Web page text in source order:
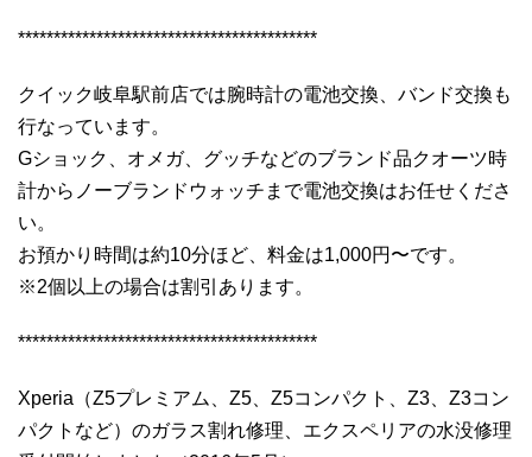
******************************************
クイック岐阜駅前店では腕時計の電池交換、バンド交換も
行なっています。
Gショック、オメガ、グッチなどのブランド品クオーツ時
計からノーブランドウォッチまで電池交換はお任せくださ
い。
お預かり時間は約10分ほど、料金は1,000円〜です。
※2個以上の場合は割引あります。
******************************************
Xperia（Z5プレミアム、Z5、Z5コンパクト、Z3、Z3コン
パクトなど）のガラス割れ修理、エクスペリアの水没修理